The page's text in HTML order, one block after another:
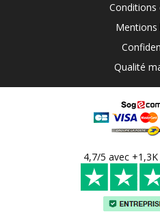
Conditions
Mentions
Qualité
4,7/5 avec +1,3K